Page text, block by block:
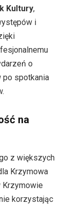
Kultury,
i
o
po spotkania
na
z większych
Krzymowa
Krzymowie
korzystając